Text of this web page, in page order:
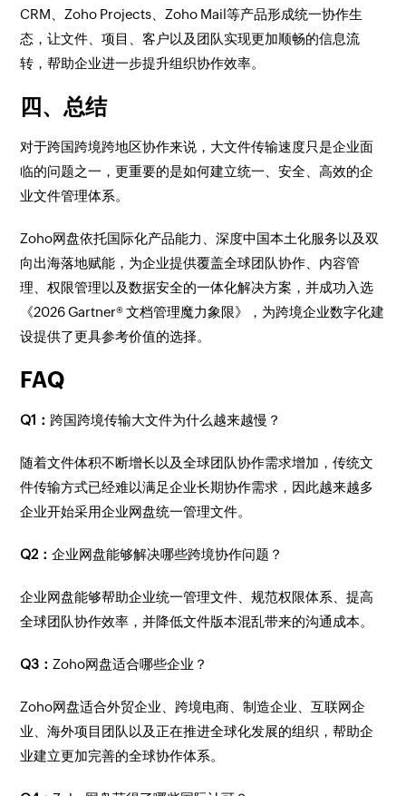
CRM、Zoho Projects、Zoho Mail等产品形成统一协作生
态，让文件、项目、客户以及团队实现更加顺畅的信息流
转，帮助企业进一步提升组织协作效率。
四、总结
对于跨国跨境跨地区协作来说，大文件传输速度只是企业面
临的问题之一，更重要的是如何建立统一、安全、高效的企
业文件管理体系。
Zoho网盘依托国际化产品能力、深度中国本土化服务以及双
向出海落地赋能，为企业提供覆盖全球团队协作、内容管
理、权限管理以及数据安全的一体化解决方案，并成功入选
《2026 Gartner® 文档管理魔力象限》，为跨境企业数字化建
设提供了更具参考价值的选择。
FAQ
Q1： 跨国跨境传输大文件为什么越来越慢？
随着文件体积不断增长以及全球团队协作需求增加，传统文
件传输方式已经难以满足企业长期协作需求，因此越来越多
企业开始采用企业网盘统一管理文件。
Q2：企业网盘能够解决哪些跨境协作问题？
企业网盘能够帮助企业统一管理文件、规范权限体系、提高
全球团队协作效率，并降低文件版本混乱带来的沟通成本。
Q3： Zoho网盘适合哪些企业？
Zoho网盘适合外贸企业、跨境电商、制造企业、互联网企
业、海外项目团队以及正在推进全球化发展的组织，帮助企
业建立更加完善的全球协作体系。